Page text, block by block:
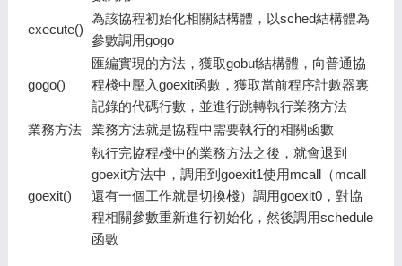
execute()
為該協程初始化相關結構體，以sched結構體為
參數調用gogo
gogo()
匯編實現的方法，獲取gobuf結構體，向普通協
程棧中壓入goexit函數，獲取當前程序計數器裏
記錄的代碼行數，並進行跳轉執行業務方法
業務方法
業務方法就是協程中需要執行的相關函數
goexit()
執行完協程棧中的業務方法之後，就會退到
goexit方法中，調用到goexit1使用mcall（mcall
還有一個工作就是切換棧）調用goexit0，對協
程相關參數重新進行初始化，然後調用schedule
函數